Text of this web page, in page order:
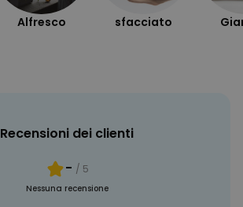
Alfresco sfacciato
Recensioni dei clienti
- / 5
Nessuna recensione